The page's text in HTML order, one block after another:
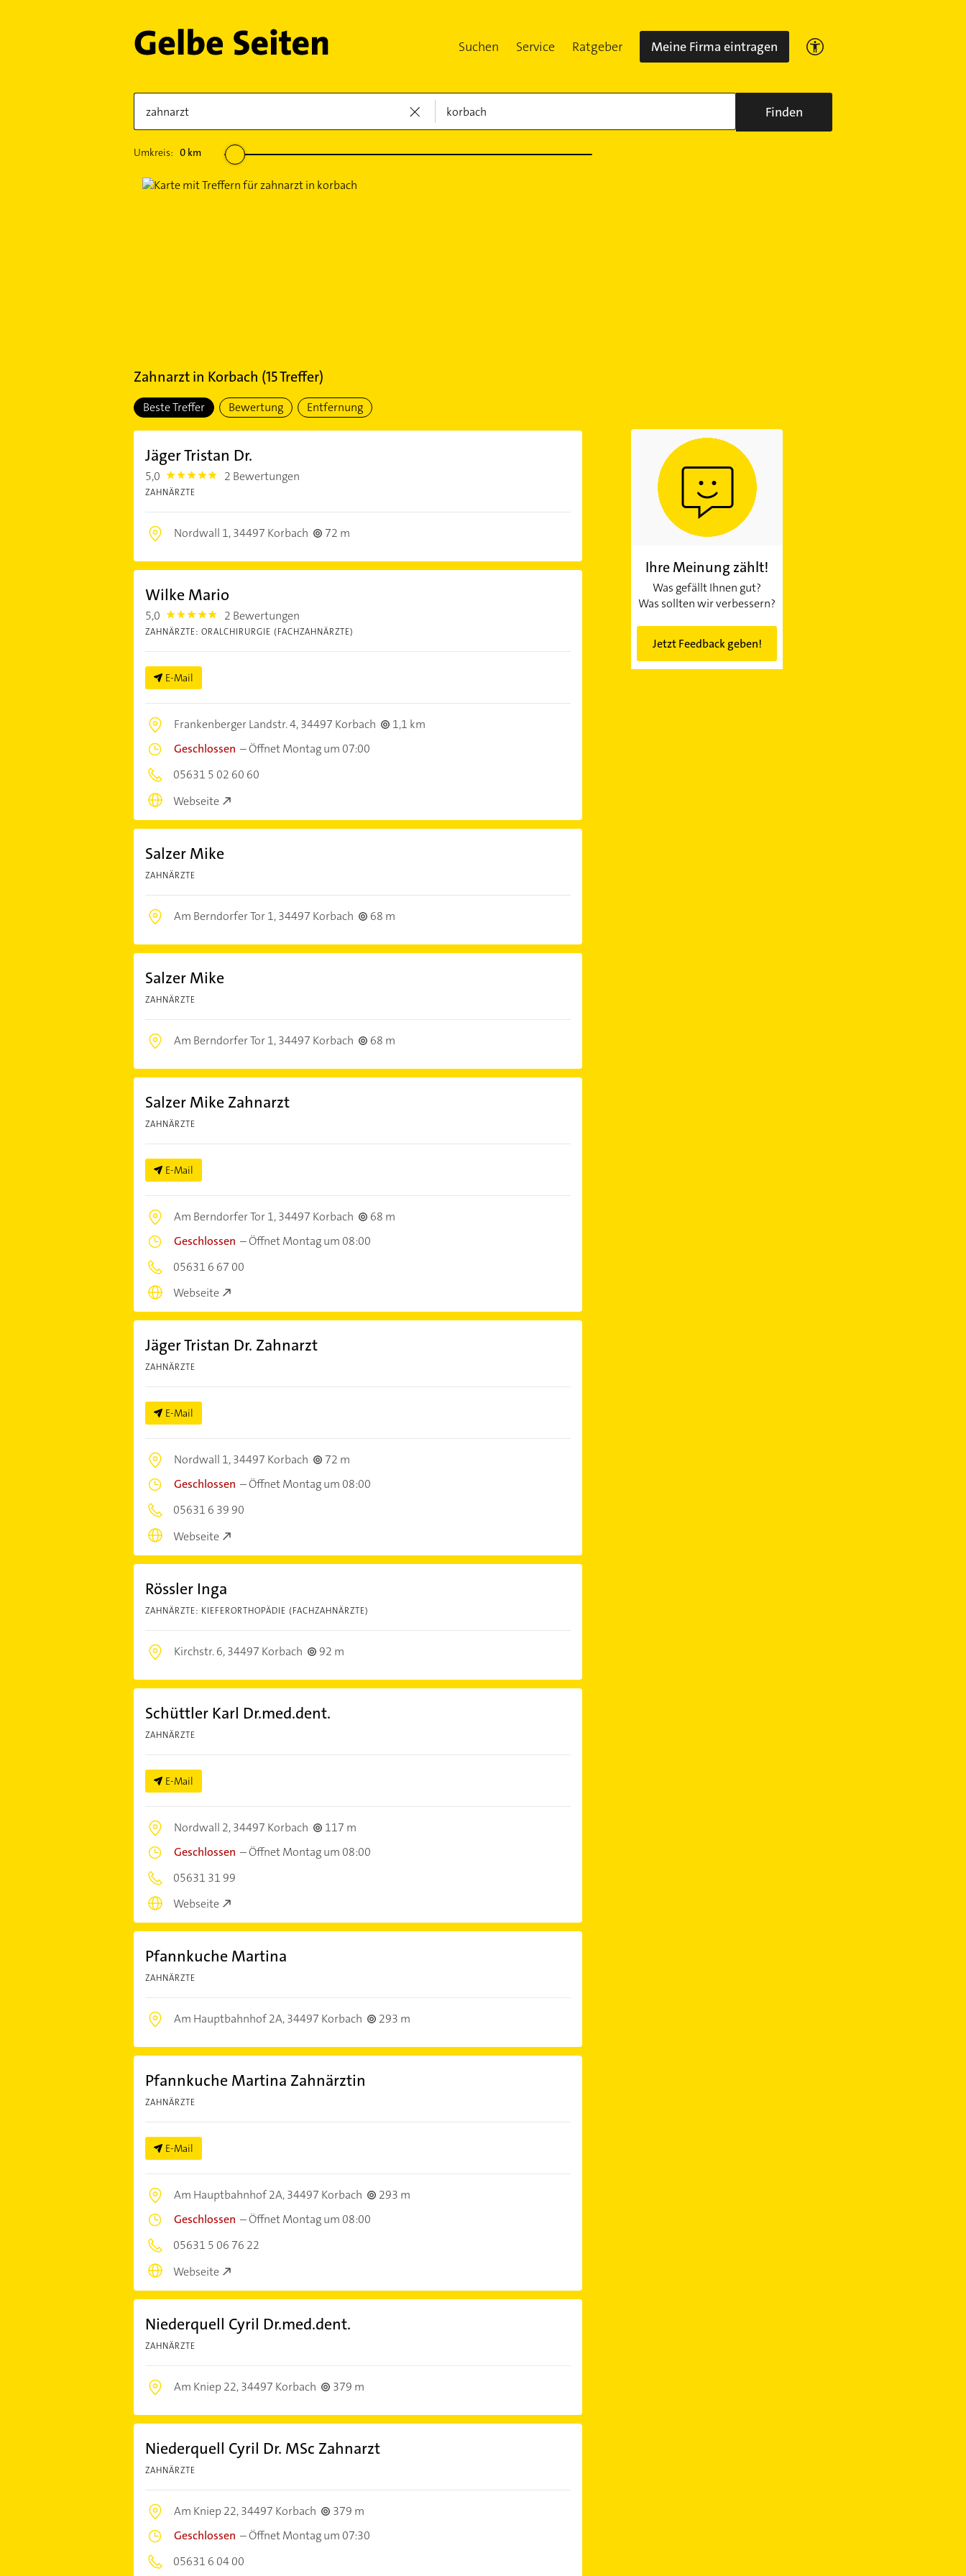
Suchen Service Ratgeber Meine Firma eintragen
Finden
Umkreis: 0km
Zahnarztin Korbach (15Treffer)
Beste Treffer Bewertung Entfernung
Jäger Tristan Dr.
5,0 5.0 2 Bewertungen
ZAHNÄRZTE
Nordwall 1,34497 Korbach 72 m
Wilke Mario
5,0 5.0 2 Bewertungen
ZAHNÄRZTE: ORALCHIRURGIE (FACHZAHNÄRZTE)
E-Mail
Frankenberger Landstr. 4,34497 Korbach
1,1 km
Geschlossen –Öffnet Montag um 07:00
05631 5 02 60 60
Webseite
Salzer Mike
ZAHNÄRZTE
Am Berndorfer Tor 1,34497 Korbach 68 m
Salzer Mike
ZAHNÄRZTE
Am Berndorfer Tor 1,34497 Korbach 68 m
Salzer Mike Zahnarzt
ZAHNÄRZTE
E-Mail
Am Berndorfer Tor 1,34497 Korbach
68 m
Geschlossen –Öffnet Montag um 08:00
05631 6 67 00
Webseite
Jäger Tristan Dr. Zahnarzt
ZAHNÄRZTE
E-Mail
Nordwall 1,34497 Korbach
72 m
Geschlossen –Öffnet Montag um 08:00
05631 6 39 90
Webseite
Rössler Inga
ZAHNÄRZTE: KIEFERORTHOPÄDIE (FACHZAHNÄRZTE)
Kirchstr. 6,34497 Korbach 92 m
Schüttler Karl Dr.med.dent.
ZAHNÄRZTE
E-Mail
Nordwall 2,34497 Korbach
117 m
Geschlossen –Öffnet Montag um 08:00
05631 31 99
Webseite
Pfannkuche Martina
ZAHNÄRZTE
Am Hauptbahnhof 2A,34497 Korbach 293 m
Pfannkuche Martina Zahnärztin
ZAHNÄRZTE
E-Mail
Am Hauptbahnhof 2A,34497 Korbach
293 m
Geschlossen –Öffnet Montag um 08:00
05631 5 06 76 22
Webseite
Niederquell Cyril Dr.med.dent.
ZAHNÄRZTE
Am Kniep 22,34497 Korbach 379 m
Niederquell Cyril Dr. MSc Zahnarzt
ZAHNÄRZTE
Am Kniep 22,34497 Korbach
379 m
Geschlossen –Öffnet Montag um 07:30
05631 6 04 00
Ihre Meinung zählt!
Was gefällt Ihnen gut?
Was sollten wir verbessern?
Jetzt Feedback geben!